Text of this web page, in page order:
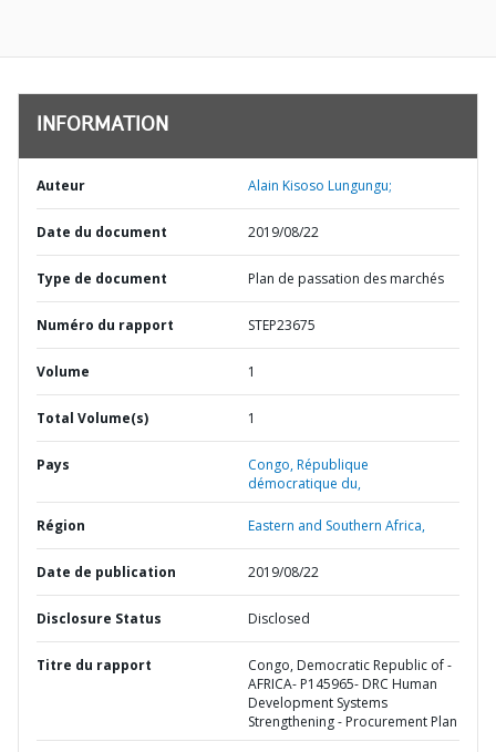
INFORMATION
Auteur Alain Kisoso Lungungu;
Date du document 2019/08/22
Type de document Plan de passation des marchés
Numéro du rapport STEP23675
Volume 1
Total Volume(s) 1
Pays Congo,République
démocratique du,
Région Eastern and Southern Africa,
Date de publication 2019/08/22
Disclosure Status Disclosed
Titre du rapport
Congo, Democratic Republic of -
AFRICA- P145965- DRC Human
Development Systems
Strengthening - Procurement Plan